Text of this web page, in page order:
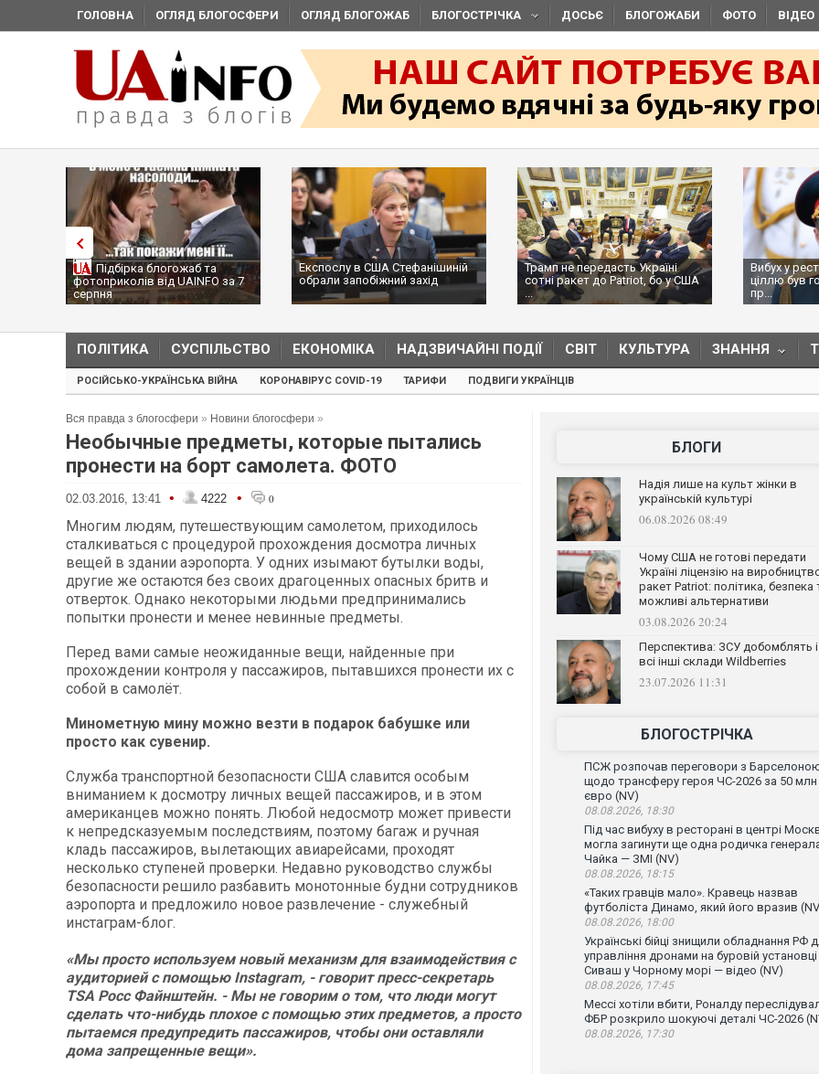
ГОЛОВНА ОГЛЯД БЛОГОСФЕРИ ОГЛЯД БЛОГОЖАБ БЛОГОСТРІЧКА ДОСЬЄ БЛОГОЖАБИ ФОТО ВІДЕО
блогожаб та
від UAINFO за 7
Експослу в США Стефанішиній
обрали запобіжний захід
Трамп не передасть Україні
сотні ракет до Patriot, бо у США
Вибух у ресторані в Москві:
ціллю був головком ВКС Росії,
пр...
ПОЛІТИКА СУСПІЛЬСТВО ЕКОНОМІКА НАДЗВИЧАЙНІ ПОДІЇ СВІТ КУЛЬТУРА ЗНАННЯ
РОСІЙСЬКО-УКРАЇНСЬКА ВІЙНА КОРОНАВІРУС COVID-19 ТАРИФИ ПОДВИГИ УКРАЇНЦІВ
Вся правда з блогосфери » Новини блогосфери »
Необычные предметы, которые пытались
пронести на борт самолета. ФОТО
02.03.2016, 13:41 • 4222 • 0
Многим людям, путешествующим самолетом, приходилось
сталкиваться с процедурой прохождения досмотра личных
вещей в здании аэропорта. У одних изымают бутылки воды,
другие же остаются без своих драгоценных опасных бритв и
отверток. Однако некоторыми людьми предпринимались
попытки пронести и менее невинные предметы.
Перед вами самые неожиданные вещи, найденные при
прохождении контроля у пассажиров, пытавшихся пронести их с
собой в самолёт.
Минометную мину можно везти в подарок бабушке или
просто как сувенир.
Служба транспортной безопасности США славится особым
вниманием к досмотру личных вещей пассажиров, и в этом
американцев можно понять. Любой недосмотр может привести
к непредсказуемым последствиям, поэтому багаж и ручная
кладь пассажиров, вылетающих авиарейсами, проходят
несколько ступеней проверки. Недавно руководство службы
безопасности решило разбавить монотонные будни сотрудников
аэропорта и предложило новое развлечение - служебный
инстаграм-блог.
«Мы просто используем новый механизм для взаимодействия с
аудиторией с помощью Instagram, - говорит пресс-секретарь
TSA Росс Файнштейн. - Мы не говорим о том, что люди могут
сделать что-нибудь плохое с помощью этих предметов, а просто
пытаемся предупредить пассажиров, чтобы они оставляли
дома запрещенные вещи».
БЛОГИ
Надія лише на культ жінки в
українській культурі
06.08.2026 08:49
Чому США не готові передати
Україні ліцензію на
ракет Patriot: політика, безпека
можливі альтернативи
03.08.2026 20:24
Перспектива: ЗСУ добомблять і
всі інші склади Wildberries
23.07.2026 11:31
БЛОГОСТРІЧКА
ПСЖ розпочав переговори з
щодо трансферу героя ЧС-2026 за 50 млн
євро (NV)
08.08.2026, 18:30
Під час вибуху в ресторані в центрі
могла загинути ще одна родичка
Чайка — ЗМІ (NV)
08.08.2026, 18:15
«Таких гравців мало». Кравець назвав
футболіста Динамо, який його вразив
08.08.2026, 18:00
Українські бійці знищили обладнання РФ
управління дронами на буровій установці
Сиваш у Чорному морі — відео (NV)
08.08.2026, 17:45
Мессі хотіли вбити, Роналду
ФБР розкрило шокуючі деталі ЧС-2026
08.08.2026, 17:30